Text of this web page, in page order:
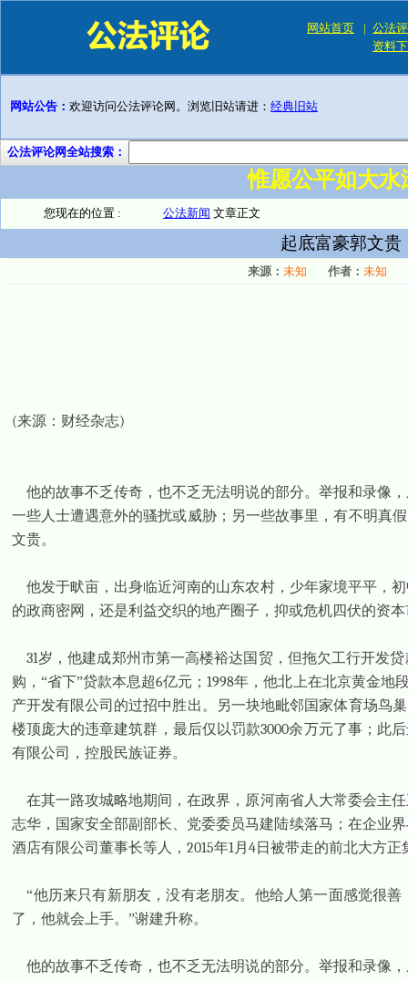
网站首页 | 公法
资料
网站公告： 欢迎访问公法评论网。浏览旧站请进： 经典旧站
公法评论网全站搜索：
惟愿公平如大
您现在的位置 : 公法新闻 文章正文
起底富豪郭文贵
来源： 未知 作者： 未知
(来源：财经杂志)
他的故事不乏传奇，也不乏无法明说的部分。举报和录像
一些人士遭遇意外的骚扰或威胁；另一些故事里，有不明真
文贵。
他发于畎亩，出身临近河南的山东农村，少年家境平平，
的政商密网，还是利益交织的地产圈子，抑或危机四伏的资
31岁，他建成郑州市第一高楼裕达国贸，但拖欠工行开发
购，“省下”贷款本息超6亿元；1998年，他北上在北京黄金地
产开发有限公司的过招中胜出。另一块地毗邻国家体育场鸟
楼顶庞大的违章建筑群，最后仅以罚款3000余万元了事；此
有限公司，控股民族证券。
在其一路攻城略地期间，在政界，原河南省人大常委会主
志华，国家安全部副部长、党委委员马建陆续落马；在企业
酒店有限公司董事长等人， 2015年1 月 4日被带走的前北大方正
“他历来只有新朋友，没有老朋友。他给人第一面感觉很
了，他就会上手。”谢建升称。
他的故事不乏传奇，也不乏无法明说的部分。举报和录像